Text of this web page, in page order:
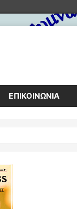
ΕΠΙΚΟΙΝΩΝΙΑ